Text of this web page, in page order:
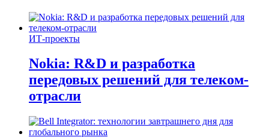
ИТ-проекты
Nokia: R&D и разработка
передовых решений для телеком-
отрасли